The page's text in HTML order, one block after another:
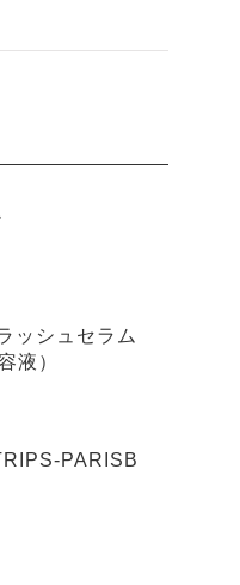
ッシュセラム
液）
PARISB